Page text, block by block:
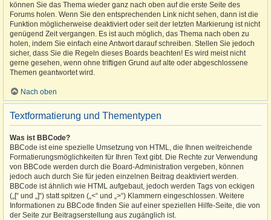
können Sie das Thema wieder ganz nach oben auf die erste Seite des
Forums holen. Wenn Sie den entsprechenden Link nicht sehen, dann ist die
Funktion möglicherweise deaktiviert oder seit der letzten Markierung ist nicht
genügend Zeit vergangen. Es ist auch möglich, das Thema nach oben zu
holen, indem Sie einfach eine Antwort darauf schreiben. Stellen Sie jedoch
sicher, dass Sie die Regeln dieses Boards beachten! Es wird meist nicht
gerne gesehen, wenn ohne triftigen Grund auf alte oder abgeschlossene
Themen geantwortet wird.
Nach oben
Textformatierung und Thementypen
Was ist BBCode?
BBCode ist eine spezielle Umsetzung von HTML, die Ihnen weitreichende
Formatierungsmöglichkeiten für Ihren Text gibt. Die Rechte zur Verwendung
von BBCode werden durch die Board-Administration vergeben, können
jedoch auch durch Sie für jeden einzelnen Beitrag deaktiviert werden.
BBCode ist ähnlich wie HTML aufgebaut, jedoch werden Tags von eckigen
(„[“ und „]“) statt spitzen („<“ und „>“) Klammern eingeschlossen. Weitere
Informationen zu BBCode finden Sie auf einer speziellen Hilfe-Seite, die von
der Seite zur Beitragserstellung aus zugänglich ist.